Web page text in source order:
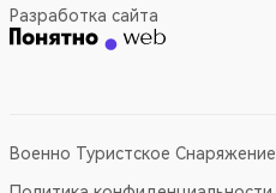
Разработка сайта
Военно Туристское